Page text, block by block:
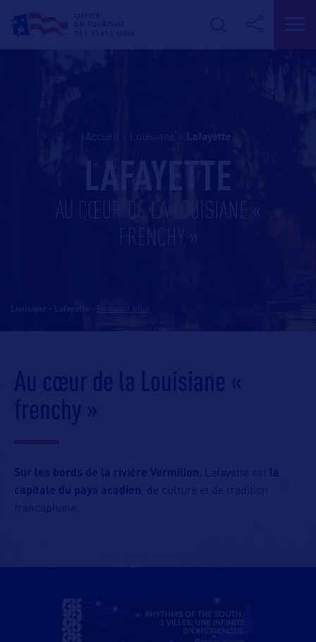
Accueil Louisiane lafayette
LAFAYETTE
AU CŒUR DE LA LOUISIANE «
FRENCHY »
Louisiane - Lafayette
Au cœur de la Louisiane «
frenchy »
Sur les bords de la rivière Vermilion , Lafayette est
la
capitale du pays acadien , de culture et de tradition
francophone.